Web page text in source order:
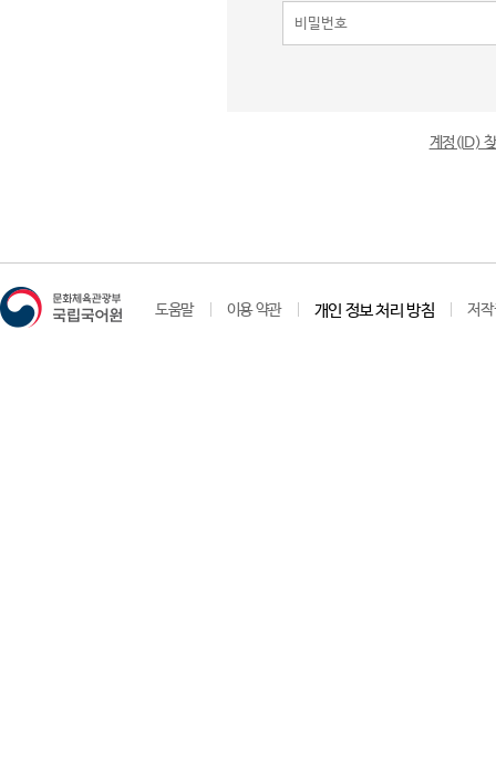
계정(ID)
도움말 이용 약관 개인 정보 처리 방침 저